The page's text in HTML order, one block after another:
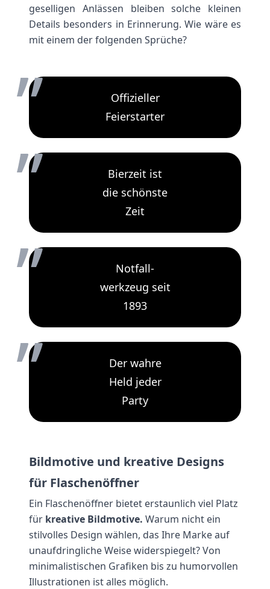
geselligen Anlässen bleiben solche kleinen
Details besonders in Erinnerung. Wie wäre es
mit einem der folgenden Sprüche?
„
Offizieller
Feierstarter
„
Bierzeit ist
die schönste
Zeit
„
Notfall-
werkzeug seit
1893
„
Der wahre
Held jeder
Party
Bildmotive und kreative Designs
für Flaschenöffner
Ein Flaschenöffner bietet erstaunlich viel Platz
für kreative Bildmotive. Warum nicht ein
stilvolles Design wählen, das Ihre Marke auf
unaufdringliche Weise widerspiegelt? Von
minimalistischen Grafiken bis zu humorvollen
Illustrationen ist alles möglich.